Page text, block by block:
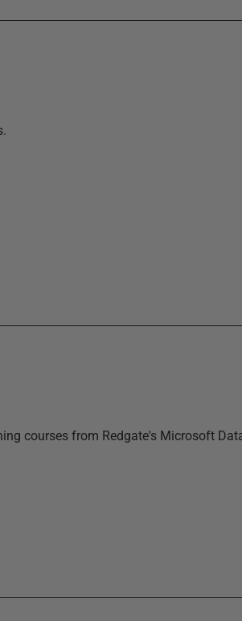
courses from Redgate's Microsoft